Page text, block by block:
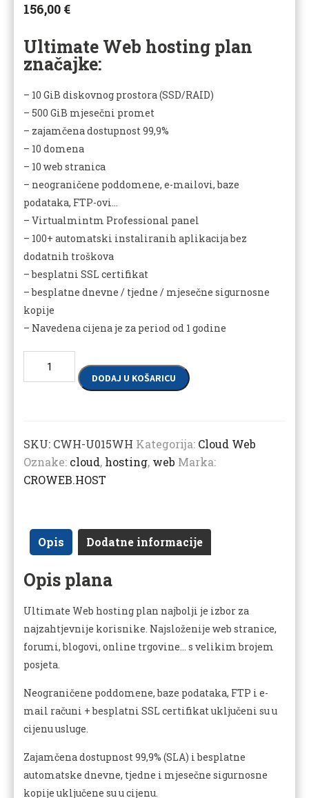
156,00 €
Ultimate Web hosting plan
značajke:
– 10 GiB diskovnog prostora (SSD/RAID)
– 500 GiB mjesečni promet
– zajamčena dostupnost 99,9%
– 10 domena
– 10 web stranica
– neograničene poddomene, e-mailovi, baze
podataka, FTP-ovi…
– Virtualmintm Professional panel
– 100+ automatski instaliranih aplikacija bez
dodatnih troškova
– besplatni SSL certifikat
– besplatne dnevne / tjedne / mjesečne sigurnosne
kopije
– Navedena cijena je za period od 1 godine
DODAJ U KOŠARICU
SKU: CWH-U015WH Kategorija: Cloud Web
Oznake: cloud, hosting, web Marka:
CROWEB.HOST
Opis Dodatne informacije
Opis plana
Ultimate Web hosting plan najbolji je izbor za
najzahtjevnije korisnike. Najsloženije web stranice,
forumi, blogovi, online trgovine… s velikim brojem
posjeta.
Neograničene poddomene, baze podataka, FTP i e-
mail računi + besplatni SSL certifikat uključeni su u
cijenu usluge.
Zajamčena dostupnost 99,9% (SLA) i besplatne
automatske dnevne, tjedne i mjesečne sigurnosne
kopije uključene su u cijenu.